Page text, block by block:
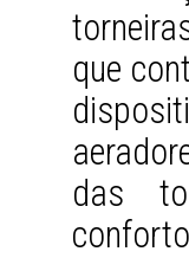
que
das